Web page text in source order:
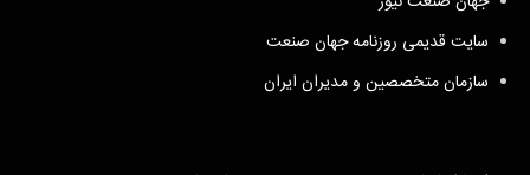
سایت قدیمی روزنامه جهان صنعت
سازمان متخصصین و مدیران ایران